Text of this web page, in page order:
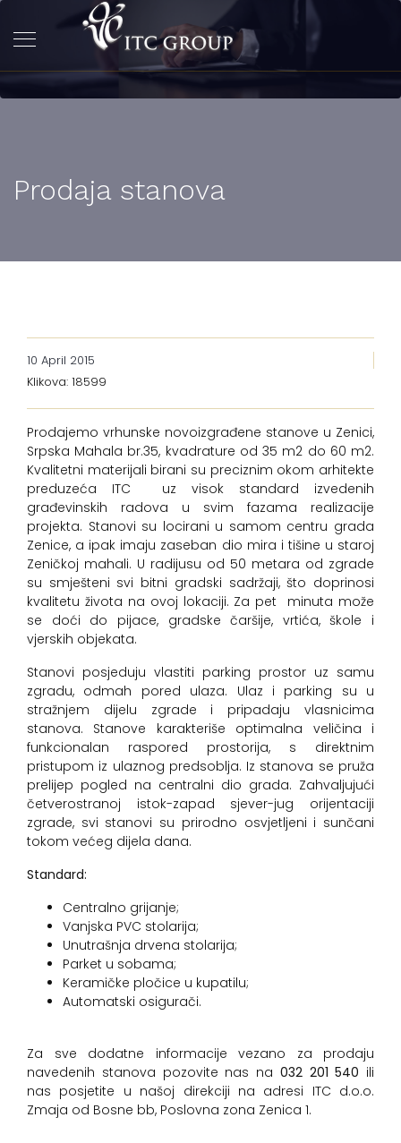
Prodaja stanova
10 April 2015
Klikova: 18599
Prodajemo vrhunske novoizgrađene stanove u Zenici,
Srpska Mahala br.35, kvadrature od 35 m2 do 60 m2.
Kvalitetni materijali birani su preciznim okom arhitekte
preduzeća ITC uz visok standard izvedenih
građevinskih radova u svim fazama realizacije
projekta. Stanovi su locirani u samom centru grada
Zenice, a ipak imaju zaseban dio mira i tišine u staroj
Zeničkoj mahali. U radijusu od 50 metara od zgrade
su smješteni svi bitni gradski sadržaji, što doprinosi
kvalitetu života na ovoj lokaciji. Za pet minuta može
se doći do pijace, gradske čaršije, vrtića, škole i
vjerskih objekata.
Stanovi posjeduju vlastiti parking prostor uz samu
zgradu, odmah pored ulaza. Ulaz i parking su u
stražnjem dijelu zgrade i pripadaju vlasnicima
stanova. Stanove karakteriše optimalna veličina i
funkcionalan raspored prostorija, s direktnim
pristupom iz ulaznog predsoblja. Iz stanova se pruža
prelijep pogled na centralni dio grada. Zahvaljujući
četverostranoj istok-zapad sjever-jug orijentaciji
zgrade, svi stanovi su prirodno osvjetljeni i sunčani
tokom većeg dijela dana.
Standard:
Centralno grijanje;
Vanjska PVC stolarija;
Unutrašnja drvena stolarija;
Parket u sobama;
Keramičke pločice u kupatilu;
Automatski osigurači.
Za sve dodatne informacije vezano za prodaju
navedenih stanova pozovite nas na 032 201 540 ili
nas posjetite u našoj direkciji na adresi ITC d.o.o.
Zmaja od Bosne bb, Poslovna zona Zenica 1.